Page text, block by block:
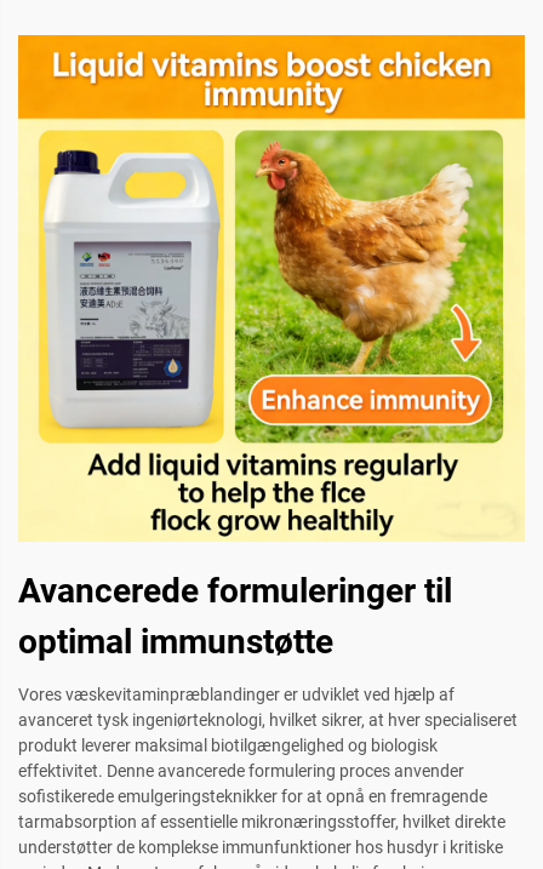
Avancerede formuleringer til
optimal immunstøtte
Vores væskevitaminpræblandinger er udviklet ved hjælp af
avanceret tysk ingeniørteknologi, hvilket sikrer, at hver specialiseret
produkt leverer maksimal biotilgængelighed og biologisk
effektivitet. Denne avancerede formulering proces anvender
sofistikerede emulgeringsteknikker for at opnå en fremragende
tarmabsorption af essentielle mikronæringsstoffer, hvilket direkte
understøtter de komplekse immunfunktioner hos husdyr i kritiske